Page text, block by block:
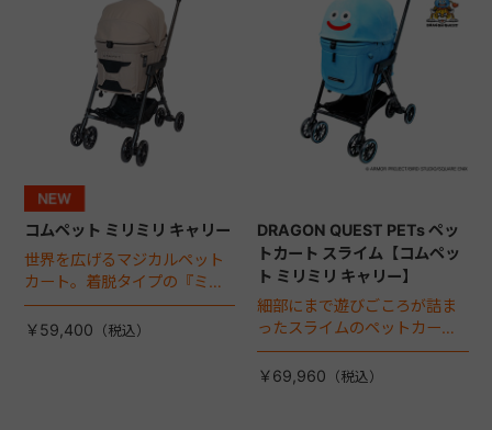
コムペット ミリミリ キャリー
世界を広げるマジカルペット
カート。着脱タイプの『ミリ
ミリ キャリー』 からアースカ
ラーが登場！
￥59,400
DRAGON QUEST PETs ペッ
トカート スライム【コムペッ
ト ミリミリ キャリー】
細部にまで遊びごころが詰ま
ったスライムのペットカー
ト。
￥69,960